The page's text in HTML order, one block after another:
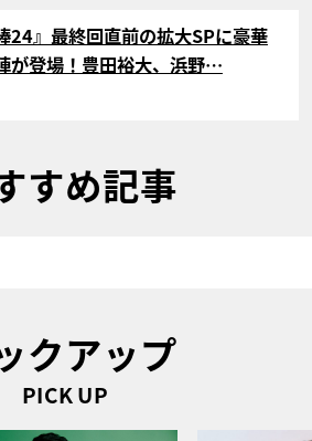
24』最終回直前の拡大SPに豪華
が登場！豊田裕大、浜野…
すめ記事
クアップ
PICK UP